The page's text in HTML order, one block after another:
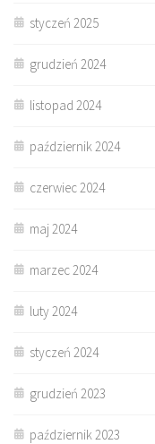
styczeń 2025
grudzień 2024
listopad 2024
październik 2024
czerwiec 2024
maj 2024
marzec 2024
luty 2024
styczeń 2024
grudzień 2023
październik 2023